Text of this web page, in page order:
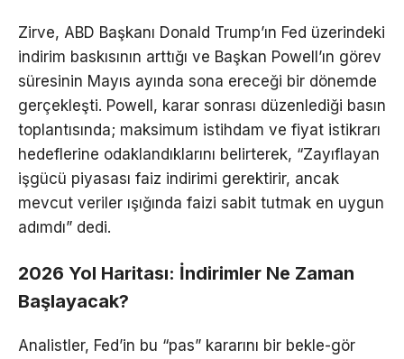
Zirve, ABD Başkanı Donald Trump’ın Fed üzerindeki
indirim baskısının arttığı ve Başkan Powell’ın görev
süresinin Mayıs ayında sona ereceği bir dönemde
gerçekleşti. Powell, karar sonrası düzenlediği basın
toplantısında; maksimum istihdam ve fiyat istikrarı
hedeflerine odaklandıklarını belirterek, “Zayıflayan
işgücü piyasası faiz indirimi gerektirir, ancak
mevcut veriler ışığında faizi sabit tutmak en uygun
adımdı” dedi.
2026 Yol Haritası: İndirimler Ne Zaman
Başlayacak?
Analistler, Fed’in bu “pas” kararını bir bekle-gör